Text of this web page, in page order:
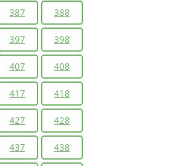
387 388
397 398
407 408
417 418
427 428
437 438